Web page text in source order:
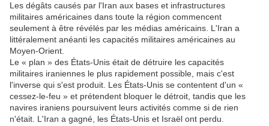
Les dégâts causés par l'Iran aux bases et infrastructures
militaires américaines dans toute la région commencent
seulement à être révélés par les médias américains. L'Iran a
littéralement anéanti les capacités militaires américaines au
Moyen-Orient.
Le « plan » des États-Unis était de détruire les capacités
militaires iraniennes le plus rapidement possible, mais c'est
l'inverse qui s'est produit. Les États-Unis se contentent d'un «
cessez-le-feu » et prétendent bloquer le détroit, tandis que les
navires iraniens poursuivent leurs activités comme si de rien
n'était. L'Iran a gagné, les États-Unis et Israël ont perdu.